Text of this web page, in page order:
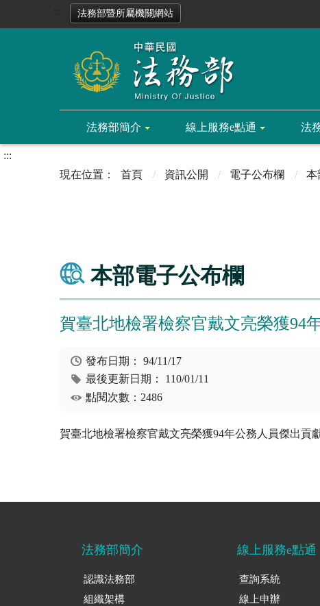
法務部暨所屬機關網站
法務部簡介 線上服務e點通 法
:::
首頁
資訊公開 電子公布欄 本
本部電子公布欄
賀臺北地檢署檢察官戴文亮榮獲94
發布日期：94/11/17
最後更新日期： 110/01/11
點閱次數：2486
賀臺北地檢署檢察官戴文亮榮獲94年公務人員傑出貢
法務部簡介
認識法務部
組織架構
線上服務e點通
查詢系統
線上申辦